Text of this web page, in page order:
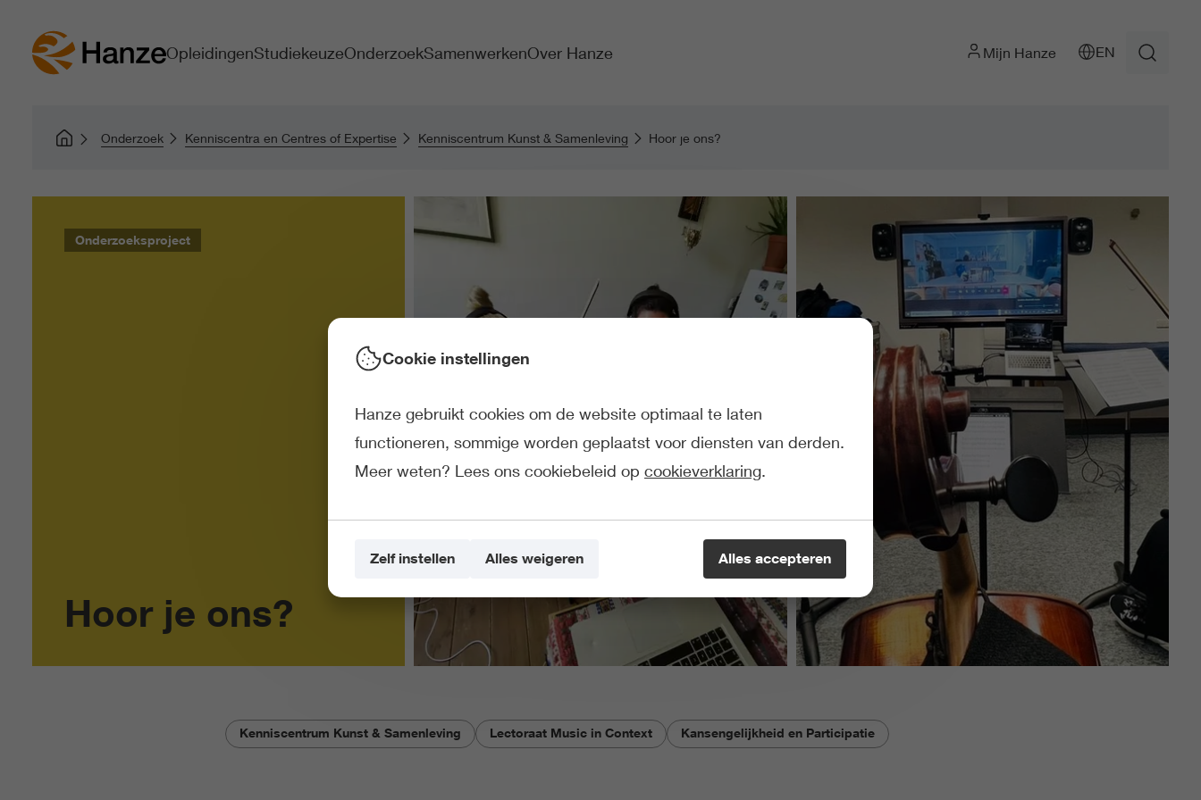
OpleidingenStudiekeuzeOnderzoekSamenwerkenOver Hanze Mijn Hanze EN
Onderzoek Kenniscentra en Centres of Expertise Kenniscentrum Kunst & Samenleving Hoor je ons?
Hoor je ons?
Onderzoeksproject
Kenniscentrum Kunst & Samenleving Lectoraat Music in Context Kansengelijkheid en Participatie
Cookie instellingen
Hanze gebruikt cookies om de website optimaal te laten
functioneren, sommige worden geplaatst voor diensten van derden.
Meer weten? Lees ons cookiebeleid op cookieverklaring.
Alles accepteren
Zelf instellen Alles weigeren